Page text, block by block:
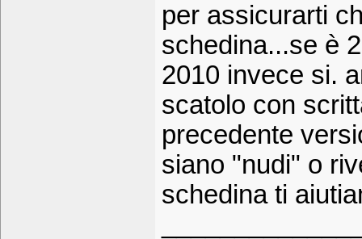
per assicurarti
schedina...se è
2010 invece si.
scatolo con
precedente
siano "nudi" o
schedina ti